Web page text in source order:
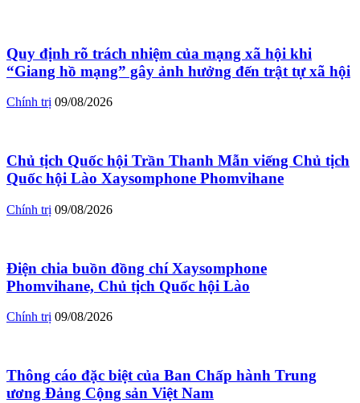
Quy định rõ trách nhiệm của mạng xã hội khi
“Giang hồ mạng” gây ảnh hưởng đến trật tự xã hội
Chính trị 09/08/2026
Chủ tịch Quốc hội Trần Thanh Mẫn viếng Chủ tịch
Quốc hội Lào Xaysomphone Phomvihane
Chính trị 09/08/2026
Điện chia buồn đồng chí Xaysomphone
Phomvihane, Chủ tịch Quốc hội Lào
Chính trị 09/08/2026
Thông cáo đặc biệt của Ban Chấp hành Trung
ương Đảng Cộng sản Việt Nam